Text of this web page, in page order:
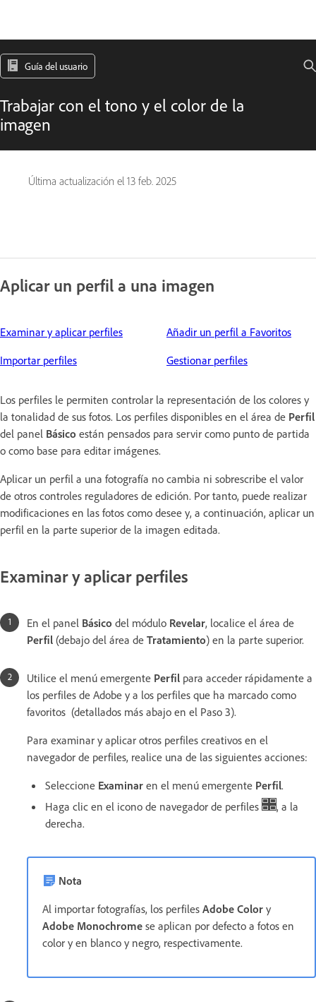
Guía del usuario
Trabajar con el tono y el color de la
imagen
Última actualización el 13 feb. 2025
Aplicar un perfil a una imagen
Examinar y aplicar perfiles
Importar perfiles
Añadir un perfil a Favoritos
Gestionar perfiles
Los perfiles le permiten controlar la representación de los colores y
la tonalidad de sus fotos. Los perfiles disponibles en el área de Perfil
del panel Básico están pensados para servir como punto de partida
o como base para editar imágenes.
Aplicar un perfil a una fotografía no cambia ni sobrescribe el valor
de otros controles reguladores de edición. Por tanto, puede realizar
modificaciones en las fotos como desee y, a continuación, aplicar un
perfil en la parte superior de la imagen editada.
Examinar y aplicar perfiles
En el panel Básico del módulo Revelar, localice el área de
Perfil (debajo del área de Tratamiento) en la parte superior.
Utilice el menú emergente Perfil para acceder rápidamente a
los perfiles de Adobe y a los perfiles que ha marcado como
favoritos (detallados más abajo en el Paso 3).
Para examinar y aplicar otros perfiles creativos en el
navegador de perfiles, realice una de las siguientes acciones:
Seleccione Examinar en el menú emergente Perfil.
Haga clic en el icono de navegador de perfiles
, a la
derecha.
Nota
Al importar fotografías, los perfiles Adobe Color y
Adobe Monochrome se aplican por defecto a fotos en
color y en blanco y negro, respectivamente.